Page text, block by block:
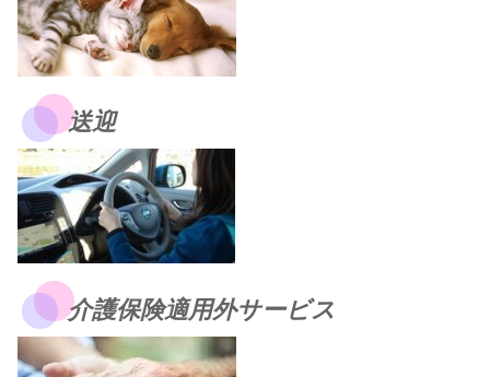
送迎
介護保険適用外サービス